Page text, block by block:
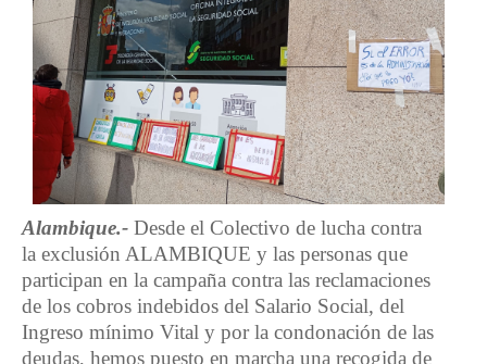
Alambique.- Desde el Colectivo de lucha contra
la exclusión ALAMBIQUE y las personas que
participan en la campaña contra las reclamaciones
de los cobros indebidos del Salario Social, del
Ingreso mínimo Vital y por la condonación de las
deudas, hemos puesto en marcha una recogida de